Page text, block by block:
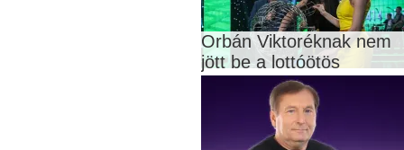
Orbán Viktoréknak nem
jött be a lottóötös